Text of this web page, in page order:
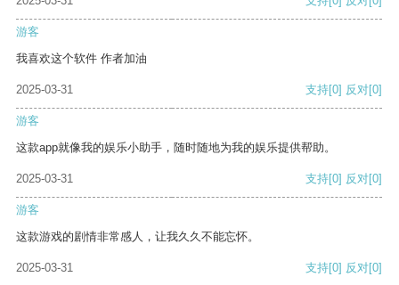
游客
我喜欢这个软件 作者加油
2025-03-31 支持[0] 反对[0]
游客
这款app就像我的娱乐小助手，随时随地为我的娱乐提供帮助。
2025-03-31 支持[0] 反对[0]
游客
这款游戏的剧情非常感人，让我久久不能忘怀。
2025-03-31 支持[0] 反对[0]